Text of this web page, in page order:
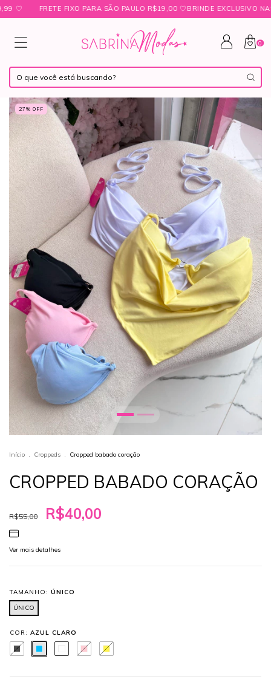
FRETE FIXO PARA SÃO PAULO R$19,00 ㅤ♡ㅤBRINDE EXCLUSIVO NAS
0
27 % OFF
Início . Croppeds . Cropped babado coração
CROPPED BABADO CORAÇÃO
R$55,00 R$40,00
Ver mais detalhes
TAMANHO: ÚNICO
ÚNICO
COR: AZUL CLARO